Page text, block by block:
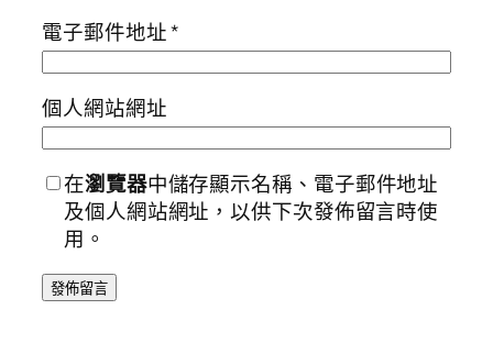
電子郵件地址*
個人網站網址
在瀏覽器中儲存顯示名稱、電子郵件地址
及個人網站網址，以供下次發佈留言時使
用。